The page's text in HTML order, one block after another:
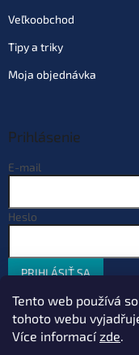
Tento web používá
tohoto webu
Více informacízde.
Veľkoobchod
Tipy a triky
Moja objednávka
Prihlásenie
E-mail
Heslo
PRIHLÁSIŤ SA
Nová registrácia